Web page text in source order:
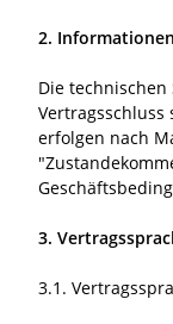
2.
Die
erfolgen nach
3.
3.1.